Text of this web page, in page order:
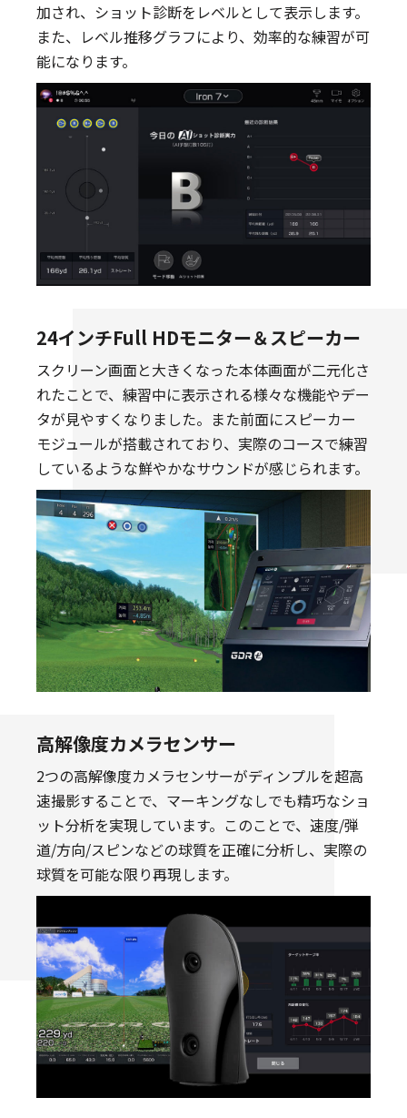
加され、ショット診断をレベルとして表示します。
また、レベル推移グラフにより、効率的な練習が可
能になります。
24インチFull HDモニター＆スピーカー
スクリーン画面と大きくなった本体画面が二元化さ
れたことで、練習中に表示される様々な機能やデー
タが見やすくなりました。また前面にスピーカー
モジュールが搭載されており、実際のコースで練習
しているような鮮やかなサウンドが感じられます。
高解像度カメラセンサー
2つの高解像度カメラセンサーがディンプルを超高
速撮影することで、マーキングなしでも精巧なショ
ット分析を実現しています。このことで、速度/弾
道/方向/スピンなどの球質を正確に分析し、実際の
球質を可能な限り再現します。